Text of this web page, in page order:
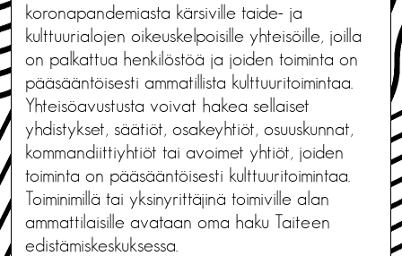
koronapandemiasta kärsiville taide- ja
kulttuurialojen oikeuskelpoisille yhteisöille, joilla
on palkattua henkilöstöä ja joiden toiminta on
pääsääntöisesti ammatillista kulttuuritoimintaa.
Yhteisöavustusta voivat hakea sellaiset
yhdistykset, säätiöt, osakeyhtiöt, osuuskunnat,
kommandiittiyhtiöt tai avoimet yhtiöt, joiden
toiminta on pääsääntöisesti kulttuuritoimintaa.
Toiminimillä tai yksinyrittäjinä toimiville alan
ammattilaisille avataan oma haku Taiteen
edistämiskeskuksessa.